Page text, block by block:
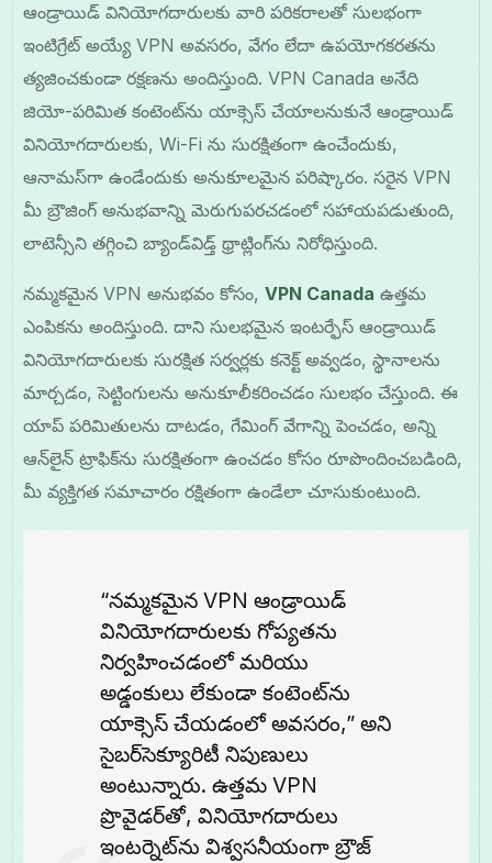
ఆండ్రాయిడ్ వినియోగదారులకు వారి పరికరాలతో సులభంగా
ఇంటిగ్రేట్ అయ్యే VPN అవసరం, వేగం లేదా ఉపయోగకరతను
త్యజించకుండా రక్షణను అందిస్తుంది. VPN Canada అనేది
జియో-పరిమిత కంటెంట్‌ను యాక్సెస్ చేయాలనుకునే ఆండ్రాయిడ్
వినియోగదారులకు, Wi-Fi ను సురక్షితంగా ఉంచేందుకు,
ఆనామస్‌గా ఉండేందుకు అనుకూలమైన పరిష్కారం. సరైన VPN
మీ బ్రౌజింగ్ అనుభవాన్ని మెరుగుపరచడంలో సహాయపడుతుంది,
లాటెన్సీని తగ్గించి బ్యాండ్‌విడ్త్ థ్రాట్లింగ్‌ను నిరోధిస్తుంది.
నమ్మకమైన VPN అనుభవం కోసం,VPN Canada ఉత్తమ
ఎంపికను అందిస్తుంది. దాని సులభమైన ఇంటర్ఫేస్ ఆండ్రాయిడ్
వినియోగదారులకు సురక్షిత సర్వర్లకు కనెక్ట్ అవ్వడం, స్థానాలను
మార్చడం, సెట్టింగులను అనుకూలీకరించడం సులభం చేస్తుంది. ఈ
యాప్ పరిమితులను దాటడం, గేమింగ్ వేగాన్ని పెంచడం, అన్ని
ఆన్‌లైన్ ట్రాఫిక్‌ను సురక్షితంగా ఉంచడం కోసం రూపొందించబడింది,
మీ వ్యక్తిగత సమాచారం రక్షితంగా ఉండేలా చూసుకుంటుంది.
“నమ్మకమైన VPN ఆండ్రాయిడ్
వినియోగదారులకు గోప్యతను
నిర్వహించడంలో మరియు
అడ్డంకులు లేకుండా కంటెంట్‌ను
యాక్సెస్ చేయడంలో అవసరం,” అని
సైబర్‌సెక్యూరిటీ నిపుణులు
అంటున్నారు. ఉత్తమ VPN
ప్రొవైడర్‌తో, వినియోగదారులు
ఇంటర్నెట్‌ను విశ్వసనీయంగా బ్రౌజ్